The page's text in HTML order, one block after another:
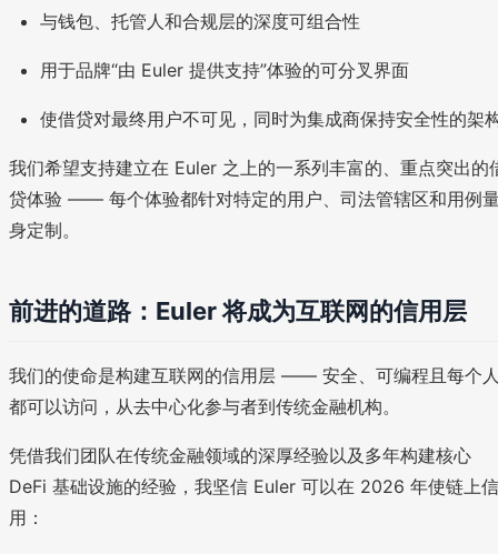
与钱包、托管人和合规层的深度可组合性
用于品牌“由 Euler 提供支持”体验的可分叉界面
使借贷对最终用户不可见，同时为集成商保持安全性的架
我们希望支持建立在 Euler 之上的一系列丰富的、重点突出的
贷体验 —— 每个体验都针对特定的用户、司法管辖区和用例
身定制。
前进的道路：Euler 将成为互联网的信用层
我们的使命是构建互联网的信用层 —— 安全、可编程且每个
都可以访问，从去中心化参与者到传统金融机构。
凭借我们团队在传统金融领域的深厚经验以及多年构建核心
DeFi 基础设施的经验，我坚信 Euler 可以在 2026 年使链上信
用：